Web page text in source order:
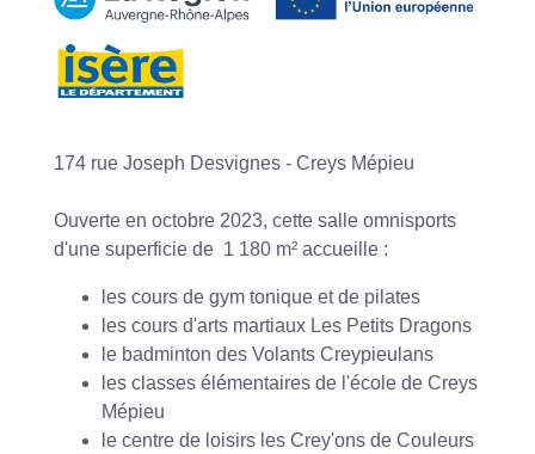
174 rue Joseph Desvignes - Creys Mépieu
Ouverte en octobre 2023, cette salle omnisports
d'une superficie de 1 180 m² accueille :
les cours de gym tonique et de pilates
les cours d'arts martiaux Les Petits Dragons
le badminton des Volants Creypieulans
les classes élémentaires de l'école de Creys
Mépieu
le centre de loisirs les Crey'ons de Couleurs